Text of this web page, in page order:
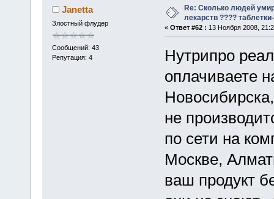
Janetta
Злостный флудер
Сообщений: 43
Репутация: 4
Re: Сколько людей
лекарств ????
« Ответ #62 : 13 Ноября 2008,
Нутрипро
оплачиваете
не
по сети на
Москве,
ваш продукт